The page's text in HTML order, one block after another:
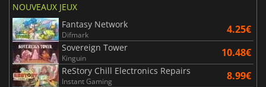
NOUVEAUX JEUX
Fantasy Network
Difmark 4.25€
Sovereign Tower
Kinguin 10.48€
ReStory Chill Electronics Repairs
Instant Gaming 8.99€